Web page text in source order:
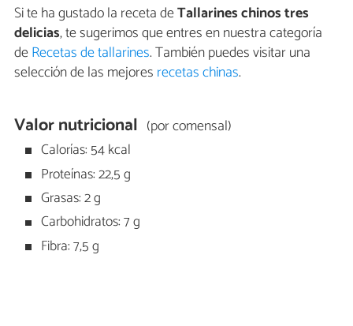
Si te ha gustado la receta deTallarines chinos tres
delicias, te sugerimos que entres en nuestra categoría
deRecetas de tallarines. También puedes visitar una
selección de las mejores recetas chinas.
Valor nutricional (por comensal)
Calorías: 54 kcal
Proteínas: 22,5 g
Grasas: 2 g
Carbohidratos: 7 g
Fibra: 7,5 g